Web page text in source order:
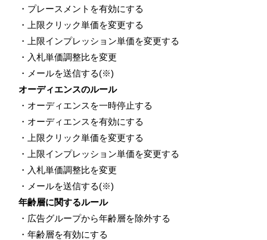
・プレースメントを有効にする
・上限クリック単価を変更する
・上限インプレッション単価を変更する
・入札単価調整比を変更
・メールを送信する(※)
オーディエンスのルール
・オーディエンスを一時停止する
・オーディエンスを有効にする
・上限クリック単価を変更する
・上限インプレッション単価を変更する
・入札単価調整比を変更
・メールを送信する(※)
年齢層に関するルール
・広告グループから年齢層を除外する
・年齢層を有効にする